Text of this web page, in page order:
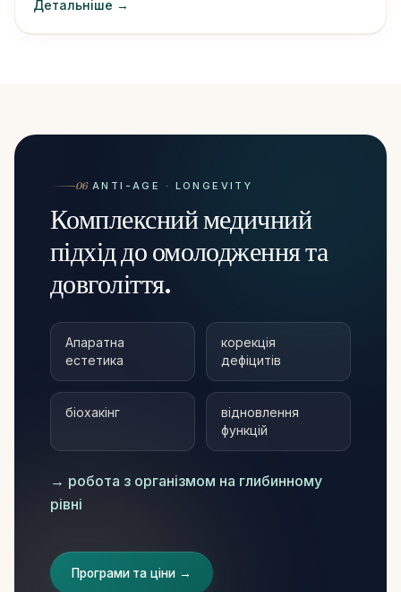
Детальніше →
06 ANTI-AGE · LONGEVITY
Комплексний медичний
підхід до омолодження та
довголіття.
Апаратна
естетика
корекція
дефіцитів
біохакінг
відновлення
функцій
→ робота з організмом на глибинному
рівні
Програми та ціни →